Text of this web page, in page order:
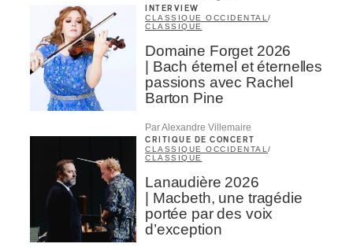
INTERVIEW
CLASSIQUE OCCIDENTAL /
CLASSIQUE
Domaine Forget 2026
| Bach éternel et éternelles
passions avec Rachel
Barton Pine
Par Alexandre Villemaire
CRITIQUE DE CONCERT
CLASSIQUE OCCIDENTAL /
CLASSIQUE
Lanaudière 2026
| Macbeth, une tragédie
portée par des voix
d’exception